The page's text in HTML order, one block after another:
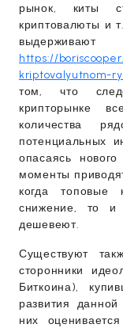
рынок, киты
криптовалюты и
https://
kriptovalyutnom-
том, что
крипторынке
количества
потенциальных
опасаясь
моменты
когда топовые
снижение, то и
дешевеют.
Существуют
сторонники
Биткоина),
развития
них